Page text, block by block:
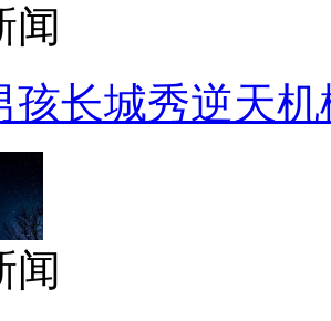
闻
孩长城秀逆天机
闻